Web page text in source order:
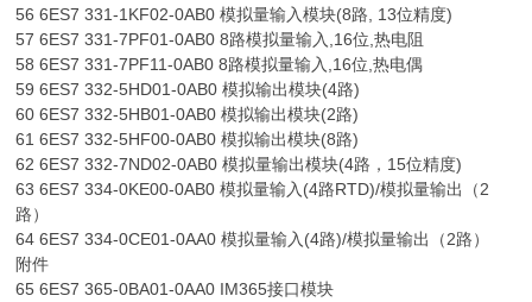
56 6ES7 331-1KF02-0AB0 模拟量输入模块(8路, 13位精度)
57 6ES7 331-7PF01-0AB0 8路模拟量输入,16位,热电阻
58 6ES7 331-7PF11-0AB0 8路模拟量输入,16位,热电偶
59 6ES7 332-5HD01-0AB0 模拟输出模块(4路)
60 6ES7 332-5HB01-0AB0 模拟输出模块(2路)
61 6ES7 332-5HF00-0AB0 模拟输出模块(8路)
62 6ES7 332-7ND02-0AB0 模拟量输出模块(4路，15位精度)
63 6ES7 334-0KE00-0AB0 模拟量输入(4路RTD)/模拟量输出（2
路）
64 6ES7 334-0CE01-0AA0 模拟量输入(4路)/模拟量输出（2路）
附件
65 6ES7 365-0BA01-0AA0 IM365接口模块